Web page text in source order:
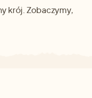
krój. Zobaczymy,